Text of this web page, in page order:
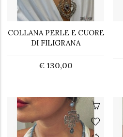
COLLANA PERLE E CUORE
DI FILIGRANA
€ 130,00